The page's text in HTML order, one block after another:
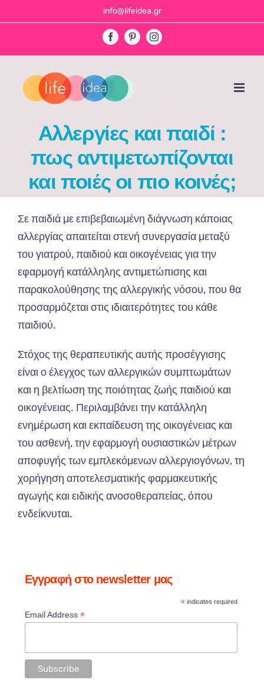
to
info@lifeidea.gr
FacebookPinterestInstagram
Αλλεργίες και παιδί :
πως αντιμετωπίζονται
και ποιές οι πιo κοινές;
Σε παιδιά με επιβεβαιωμένη διάγνωση κάποιας
αλλεργίας απαιτείται στενή συνεργασία μεταξύ
του γιατρού, παιδιού και οικογένειας για την
εφαρμογή κατάλληλης αντιμετώπισης και
παρακολούθησης της αλλεργικής νόσου, που θα
προσαρμόζεται στις ιδιαιτερότητες του κάθε
παιδιού.
Στόχος της θεραπευτικής αυτής προσέγγισης
είναι οέλεγχος τωναλλεργικώνσυμπτωμάτων
και η βελτίωση της ποιότητας ζωής παιδιού και
οικογένειας. Περιλαμβάνειτην κατάλληλη
ενημέρωση καιεκπαίδευση της οικογένειας και
του ασθενή,τηνεφαρμογή ουσιαστικών μέτρων
αποφυγής τωνεμπλεκόμενωναλλεργιογόνων,τη
χορήγηση αποτελεσματικής φαρμακευτικής
αγωγής καιειδικής ανοσοθεραπείας, όπου
ενδείκνυται.
Εγγραφή στο newsletter μας
*indicates required
Email Address *